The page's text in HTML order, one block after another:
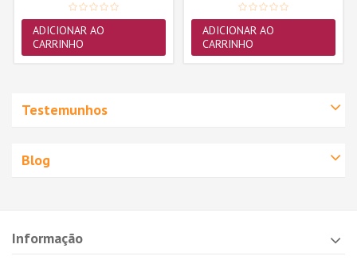
ADICIONAR AO
CARRINHO
ADICIONAR AO
CARRINHO
Testemunhos
Blog
Informação